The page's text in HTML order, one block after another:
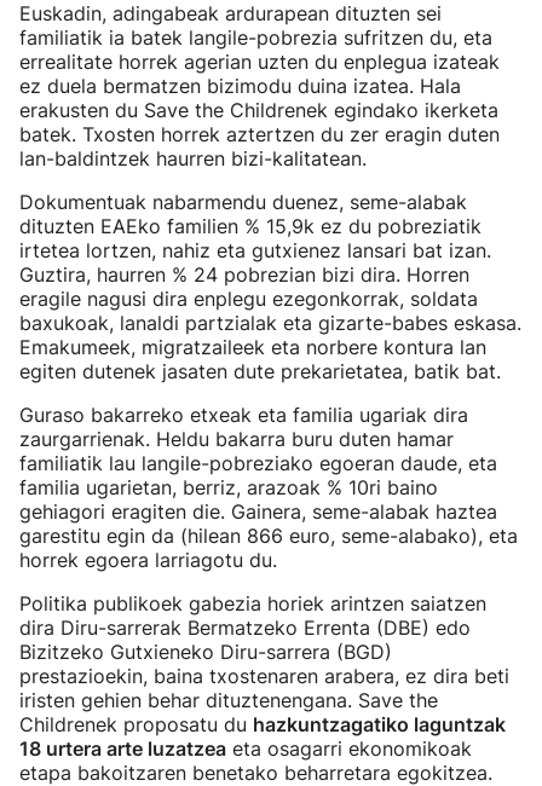
Euskadin, adingabeak ardurapean dituzten sei
familiatik ia batek langile-pobrezia sufritzen du, eta
errealitate horrek agerian uzten du enplegua izateak
ez duela bermatzen bizimodu duina izatea. Hala
erakusten du Save the Childrenek egindako ikerketa
batek. Txosten horrek aztertzen du zer eragin duten
lan-baldintzek haurren bizi-kalitatean.
Dokumentuak nabarmendu duenez, seme-alabak
dituzten EAEko familien % 15,9k ez du pobreziatik
irtetea lortzen, nahiz eta gutxienez lansari bat izan.
Guztira, haurren % 24 pobrezian bizi dira. Horren
eragile nagusi dira enplegu ezegonkorrak, soldata
baxukoak, lanaldi partzialak eta gizarte-babes eskasa.
Emakumeek, migratzaileek eta norbere kontura lan
egiten dutenek jasaten dute prekarietatea, batik bat.
Guraso bakarreko etxeak eta familia ugariak dira
zaurgarrienak. Heldu bakarra buru duten hamar
familiatik lau langile-pobreziako egoeran daude, eta
familia ugarietan, berriz, arazoak % 10ri baino
gehiagori eragiten die. Gainera, seme-alabak haztea
garestitu egin da (hilean 866 euro, seme-alabako), eta
horrek egoera larriagotu du.
Politika publikoek gabezia horiek arintzen saiatzen
dira Diru-sarrerak Bermatzeko Errenta (DBE) edo
Bizitzeko Gutxieneko Diru-sarrera (BGD)
prestazioekin, baina txostenaren arabera, ez dira beti
iristen gehien behar dituztenengana. Save the
Childrenek proposatu du hazkuntzagatiko laguntzak
18 urtera arte luzatzea eta osagarri ekonomikoak
etapa bakoitzaren benetako beharretara egokitzea.